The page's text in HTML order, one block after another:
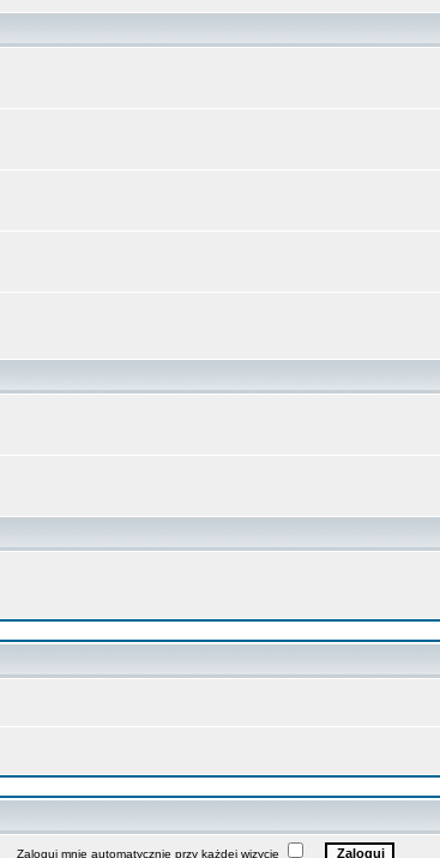
Zaloguj mnie automatycznie przy każdej wizycie